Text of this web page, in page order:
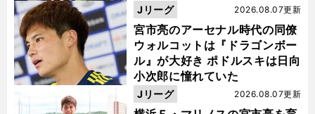
宮市亮のアーセナル時代の同僚
ウォルコットは『ドラゴンボー
ル』が大好き ポドルスキは日向
小次郎に憧れていた
2026.08.07更新
Jリーグ
2026.08.07更新
Jリーグ